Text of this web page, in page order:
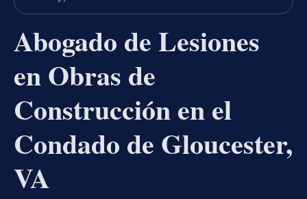
Abogado de Lesiones
en Obras de
Construcción en el
Condado de Gloucester,
VA